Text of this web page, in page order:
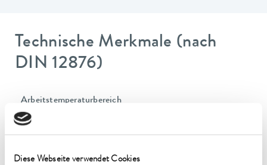
Diese Webseite verwendet Cookies
Technische Merkmale (nach
DIN 12876)
Arbeitstemperaturbereich
-25 ... 100 °C
5 ... 40 °C